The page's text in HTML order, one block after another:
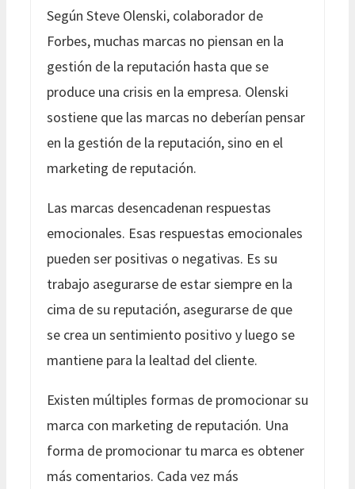
Según Steve Olenski, colaborador de
Forbes, muchas marcas no piensan en la
gestión de la reputación hasta que se
produce una crisis en la empresa. Olenski
sostiene que las marcas no deberían pensar
en la gestión de la reputación, sino en el
marketing de reputación.
Las marcas desencadenan respuestas
emocionales. Esas respuestas emocionales
pueden ser positivas o negativas. Es su
trabajo asegurarse de estar siempre en la
cima de su reputación, asegurarse de que
se crea un sentimiento positivo y luego se
mantiene para la lealtad del cliente.
Existen múltiples formas de promocionar su
marca con marketing de reputación. Una
forma de promocionar tu marca es obtener
más comentarios. Cada vez más